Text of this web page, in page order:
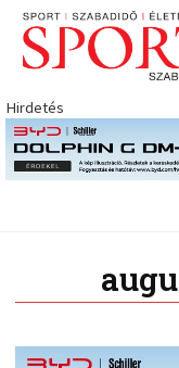
Skip
content
Hirdetés